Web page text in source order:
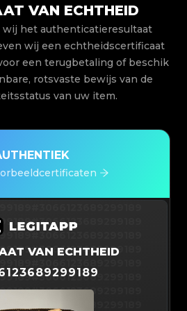
VAN ECHTHEID
wij het authenticatieresultaat
wij een echtheidscertificaat
een terugbetaling of beschik
rotsvaste bewijs van de
van uw item.
#3066123689299189
#3066123689299189
#3066123689299189
#3066123689299189
#3066123689299189
VAN ECHTHEID